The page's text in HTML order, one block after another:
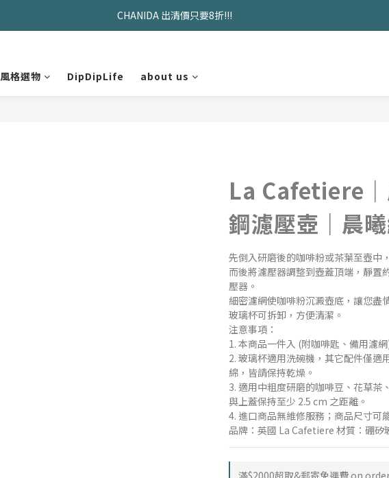
久坐神器>>坐&靠墊組合只要$1488
久坐神器>>坐&靠墊組合只要$1488
CHANIDA 出清價只要8折!!!
風格選物 DipDipLife about us
La Cafetiere
鋼濾壓壺｜晨
先倒入研磨後的咖啡粉或茶葉至壺中
而後將濾壓器調整到壺蓋頂端，靜置
壓器。
細密濾網使咖啡粉沉澱壺底，讓您盡
玻璃杯可拆卸，方便清潔。
注意事項：
1. 本商品一件入 (附咖啡匙、備用濾
2. 玻璃杯適用洗碗機，其它配件僅適
綿，皆請保持乾燥。
3. 適用中粗度研磨的咖啡豆、花草茶
與上蓋保持至少 2.5 cm 之距離。
4. 進口商品無維修服務；商品尺寸可
品牌：英國 La Cafetiere 材質：硼矽
滿$2000超取&郵寄免運費 on